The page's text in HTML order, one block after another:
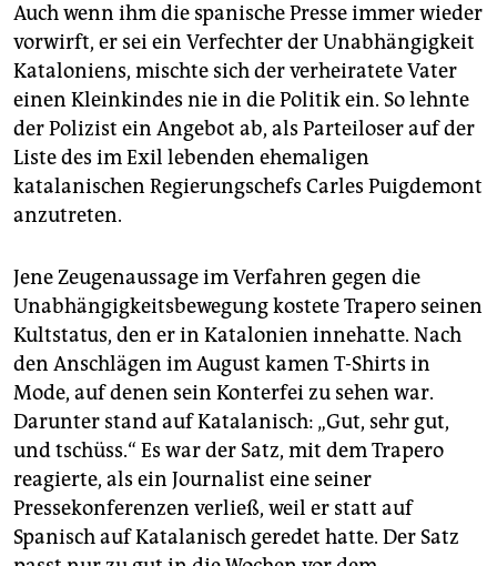
Auch wenn ihm die spanische Presse immer wieder
vorwirft, er sei ein Verfechter der Unabhängigkeit
Kataloniens, mischte sich der verheiratete Vater
einen Kleinkindes nie in die Politik ein. So lehnte
der Polizist ein Angebot ab, als Parteiloser auf der
Liste des im Exil lebenden ehemaligen
katalanischen Regierungschefs Carles Puigdemont
anzutreten.
Jene Zeugenaussage im Verfahren gegen die
Unabhängigkeitsbewegung kostete Trapero seinen
Kultstatus, den er in Katalonien innehatte. Nach
den Anschlägen im August kamen T-Shirts in
Mode, auf denen sein Konterfei zu sehen war.
Darunter stand auf Katalanisch: „Gut, sehr gut,
und tschüss.“ Es war der Satz, mit dem Trapero
reagierte, als ein Journalist eine seiner
Pressekonferenzen verließ, weil er statt auf
Spanisch auf Katalanisch geredet hatte. Der Satz